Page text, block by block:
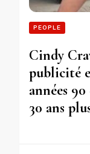
PEOPLE
Cindy
publicité
années
30 ans